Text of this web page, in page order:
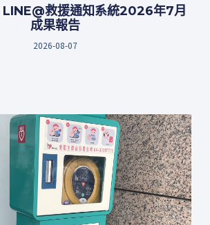
LINE@救援通知系統2026年7月
成果報告
2026-08-07